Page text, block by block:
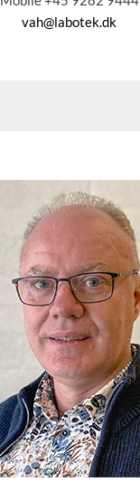
vah@labotek.dk